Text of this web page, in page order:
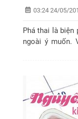
03:24 24/05/
Phá thai là biện
ngoài ý muốn.